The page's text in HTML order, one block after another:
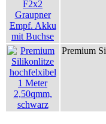
Premium